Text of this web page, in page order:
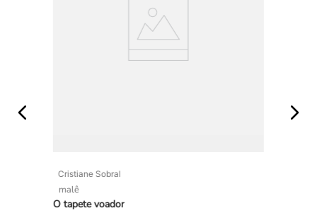
Cristiane Sobral
malê
O tapete voador